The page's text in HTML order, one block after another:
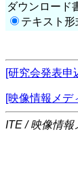
ダウンロード
テキスト形
[研究会発表申
[映像情報メデ
ITE / 映像情報